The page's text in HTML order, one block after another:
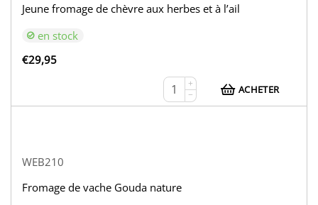
Jeune fromage de chèvre aux herbes et à l’ail
en stock
€29,95
+
−
ACHETER
WEB210
Fromage de vache Gouda nature